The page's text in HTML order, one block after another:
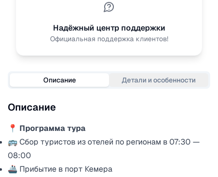
Надёжный центр поддержки
Официальная поддержка клиентов!
Описание Детали и особенности
Описание
📍 Программа тура
🚌 Сбор туристов из отелей по регионам в 07:30 —
08:00
🚢 Прибытие в порт Кемера